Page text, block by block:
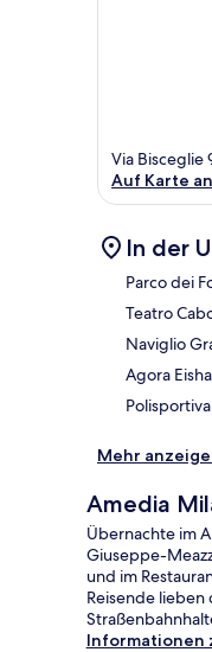
Via Bisceglie
Auf Karte
In der
Parco dei
Teatro
Naviglio
Agora
Mehr
Amedia
Übernachte im
Giuseppe-
und im
Reisende
Informationen